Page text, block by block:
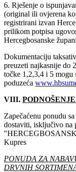
6. Rješenje o
(original ili ovjerena
registrirani izvan
prilikom potpisa
Hercegbosanske
Dokumentaciju
preuzeti najkasnije do
točke 1,2,3,4 i 5 mogu
poduzeća
VIII.
Zapečaćenu ponudu
dostaviti, isključivo na
Kupres
PONUDA ZA
DRVNIH